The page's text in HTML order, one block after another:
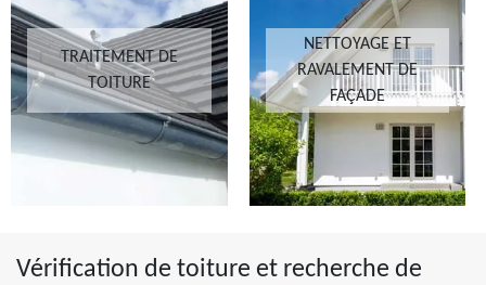
TRAITEMENT DE
TOITURE
NETTOYAGE ET
RAVALEMENT DE
FAÇADE
Vérification de toiture et recherche de